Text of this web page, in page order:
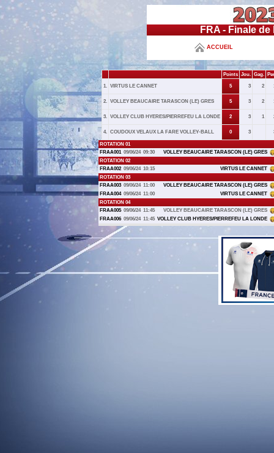
FRA - Finale
ACCUEIL
Points Jou. Gag.
1. VIRTUS LE CANNET 5 3 2
2. VOLLEY BEAUCAIRE TARASCON (LE) GRES 5 3 2
3. VOLLEY CLUB HYERES/PIERREFEU LA LONDE 2 3 1
4. COUDOUX VELAUX LA FARE VOLLEY-BALL 0 3
ROTATION 01
FRAA001 09/06/24 09:30
VOLLEY BEAUCAIRE TARASCON (LE) GRES
ROTATION 02
FRAA002 09/06/24 10:15
VIRTUS LE CANNET
ROTATION 03
FRAA003 09/06/24 11:00
VOLLEY BEAUCAIRE TARASCON (LE) GRES
FRAA004 09/06/24 11:00
VIRTUS LE CANNET
ROTATION 04
FRAA005 09/06/24 11:45
VOLLEY BEAUCAIRE TARASCON (LE) GRES
FRAA006 09/06/24 11:45 VOLLEY CLUB HYERES/PIERREFEU LA LONDE